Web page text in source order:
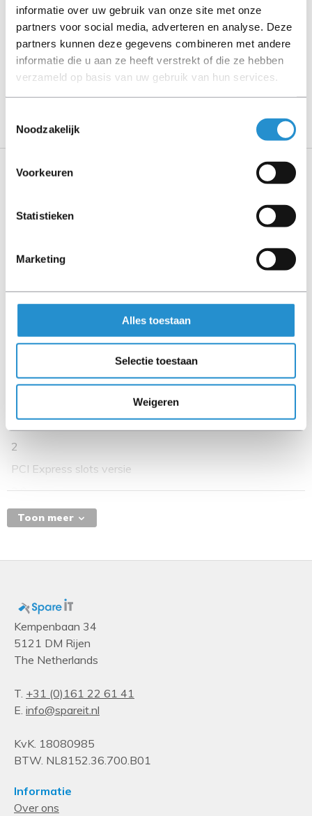
informatie over uw gebruik van onze site met onze
partners voor social media, adverteren en analyse. Deze
partners kunnen deze gegevens combineren met andere
informatie die u aan ze heeft verstrekt of die ze hebben
verzameld op basis van uw gebruik van hun services.
Noodzakelijk
Voorkeuren
Statistieken
Marketing
Alles toestaan
Selectie toestaan
Weigeren
Omschrijving
Toon meer
LET OP: Op refurbished producten geldt een
garantieperiode van 90 dagen, tenzij anders
Algemeen
SmartArray
Prestatie
6 Gbit/s
0, 1, 1 ADM, 5, 6, 10 ADM, 10, 50, 60
Interne mini-SAS ports
2
PCI Express slots versie
3.0
Hostinterface
Ondersteunde opslagstationinterfaces
Toon meer
Kempenbaan 34
5121 DM Rijen
The Netherlands
T. +31 (0)161 22 61 41
E. info@spareit.nl
KvK. 18080985
BTW. NL8152.36.700.B01
Informatie
Over ons